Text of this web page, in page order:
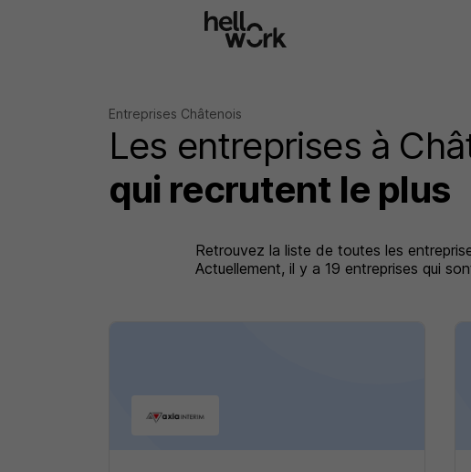
Entreprises Châtenois
Les entreprises à
qui recrutent le plus
Retrouvez la liste de toutes les
Actuellement, il y a 19 entreprises qui